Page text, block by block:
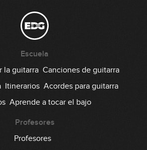
#31 Groove Punk-Rock en Am
#32 Groove Rock en A
Escuela
la guitarra Canciones de guitarra
Itinerarios Acordes para guitarra
Aprende a tocar el bajo
Profesores
Profesores